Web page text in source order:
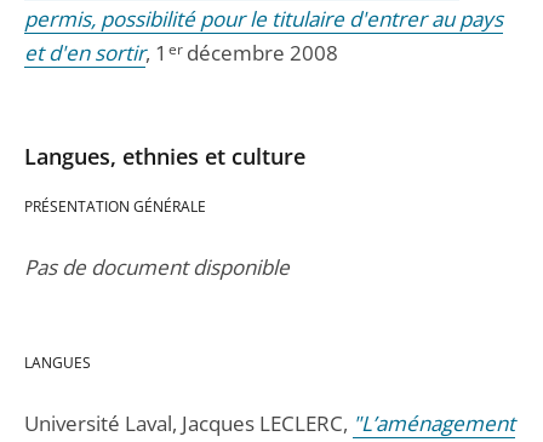
permis, possibilité pour le titulaire d'entrer au pays
et d'en sortir, 1 erdécembre 2008
Langues, ethnies et culture
PRÉSENTATION GÉNÉRALE
Pas de document disponible
LANGUES
Université Laval, Jacques LECLERC, "L’aménagement